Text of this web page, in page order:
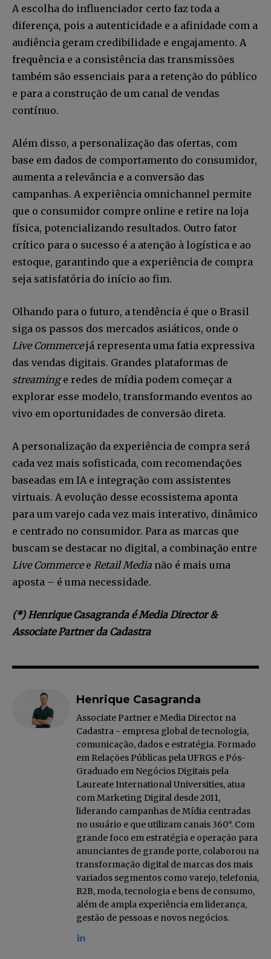
Faça parte da Comunidade
nossa newsletter.
Seja um assinante e desfrute de leitura ilimitada de artigos e
tenha acesso a conteúdos exclusivos.
INSCREVA-SE
A escolha do influenciador certo faz toda a
diferença, pois a autenticidade e a afinidade com a
audiência geram credibilidade e engajamento. A
frequência e a consistência das transmissões
também são essenciais para a retenção do público
e para a construção de um canal de vendas
contínuo.
Além disso, a personalização das ofertas, com
base em dados de comportamento do consumidor,
aumenta a relevância e a conversão das
campanhas. A experiência omnichannel permite
que o consumidor compre online e retire na loja
física, potencializando resultados. Outro fator
crítico para o sucesso é a atenção à logística e ao
estoque, garantindo que a experiência de compra
seja satisfatória do início ao fim.
Olhando para o futuro, a tendência é que o Brasil
siga os passos dos mercados asiáticos, onde o
Live Commercejá representa uma fatia expressiva
das vendas digitais. Grandes plataformas de
streaminge redes de mídia podem começar a
explorar esse modelo, transformando eventos ao
vivo em oportunidades de conversão direta.
A personalização da experiência de compra será
cada vez mais sofisticada, com recomendações
baseadas em IA e integração com assistentes
virtuais. A evolução desse ecossistema aponta
para um varejo cada vez mais interativo, dinâmico
e centrado no consumidor. Para as marcas que
buscam se destacar no digital, a combinação entre
Live Commercee Retail Media não é mais uma
aposta – é uma necessidade.
(*) Henrique Casagranda é Media Director &
Associate Partner da Cadastra
Henrique Casagranda
Associate Partner e Media Director na
Cadastra - empresa global de tecnologia,
comunicação, dados e estratégia. Formado
em Relações Públicas pela UFRGS e Pós-
Graduado em Negócios Digitais pela
Laureate International Universities, atua
com Marketing Digital desde 2011,
liderando campanhas de Mídia centradas
no usuário e que utilizam canais 360°. Com
grande foco em estratégia e operação para
anunciantes de grande porte, colaborou na
transformação digital de marcas dos mais
variados segmentos como varejo, telefonia,
B2B, moda, tecnologia e bens de consumo,
além de ampla experiência em liderança,
gestão de pessoas e novos negócios.